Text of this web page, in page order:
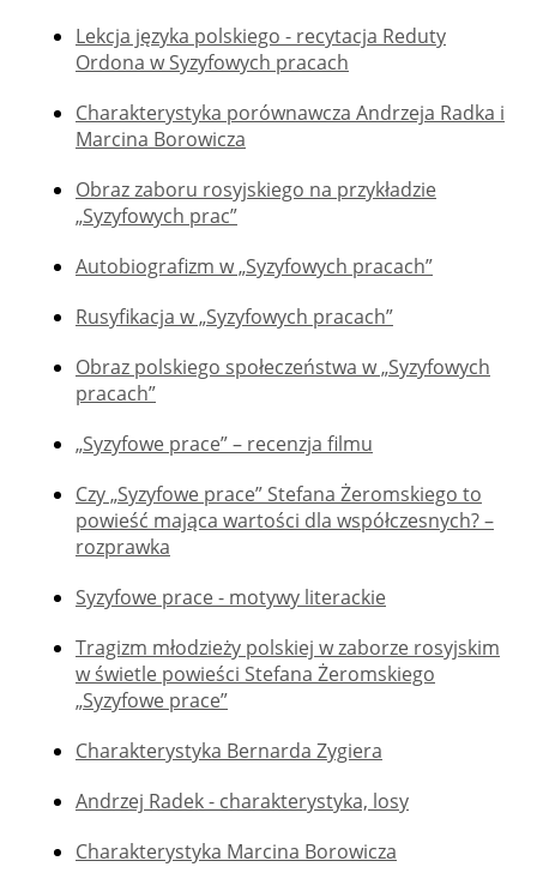
Lekcja języka polskiego - recytacja Reduty
Ordona w Syzyfowych pracach
Charakterystyka porównawcza Andrzeja Radka i
Marcina Borowicza
Obraz zaboru rosyjskiego na przykładzie
„Syzyfowych prac”
Autobiografizm w „Syzyfowych pracach”
Rusyfikacja w „Syzyfowych pracach”
Obraz polskiego społeczeństwa w „Syzyfowych
pracach”
„Syzyfowe prace” – recenzja filmu
Czy „Syzyfowe prace” Stefana Żeromskiego to
powieść mająca wartości dla współczesnych? –
rozprawka
Syzyfowe prace - motywy literackie
Tragizm młodzieży polskiej w zaborze rosyjskim
w świetle powieści Stefana Żeromskiego
„Syzyfowe prace”
Charakterystyka Bernarda Zygiera
Andrzej Radek - charakterystyka, losy
Charakterystyka Marcina Borowicza